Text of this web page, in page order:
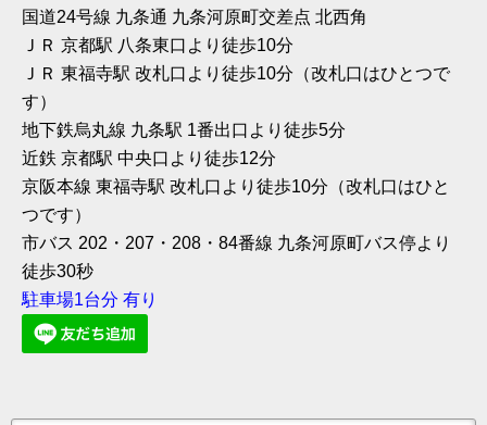
国道24号線 九条通 九条河原町交差点 北西角
ＪＲ 京都駅 八条東口より徒歩10分
ＪＲ 東福寺駅 改札口より徒歩10分（改札口はひとつで
す）
地下鉄烏丸線 九条駅 1番出口より徒歩5分
近鉄 京都駅 中央口より徒歩12分
京阪本線 東福寺駅 改札口より徒歩10分（改札口はひと
つです）
市バス 202・207・208・84番線 九条河原町バス停より
徒歩30秒
駐車場1台分 有り